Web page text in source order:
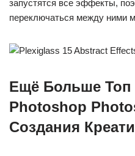
запустятся все эффекты,
переключаться между ними
Ещё Больше Топ
Photoshop
Создания